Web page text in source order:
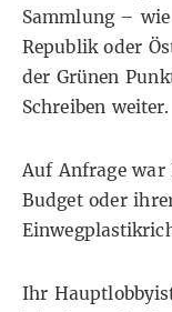
Sammlung –
Republik oder
der Grünen
Schreiben weiter.
Auf Anfrage war
Budget oder
Ihr